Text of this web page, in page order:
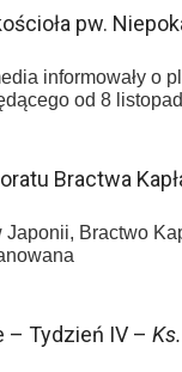
pw.
informowały o
od 8
Bractwa
Bractwo
– Tydzień IV –